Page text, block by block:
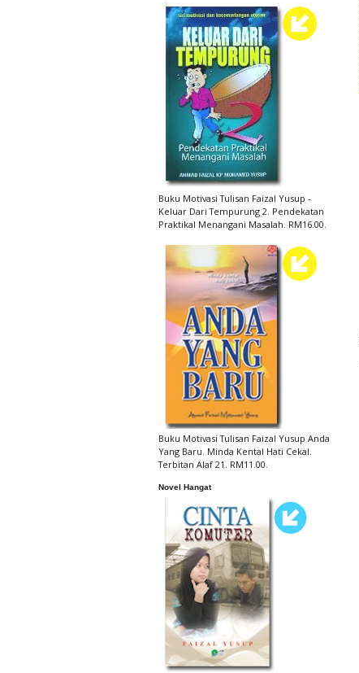
Buku Motivasi Tulisan Faizal Yusup -
Keluar Dari Tempurung 2. Pendekatan
Praktikal Menangani Masalah. RM16.00.
Buku Motivasi Tulisan Faizal Yusup Anda
Yang Baru. Minda Kental Hati Cekal.
Terbitan Alaf 21. RM11.00.
Novel Hangat